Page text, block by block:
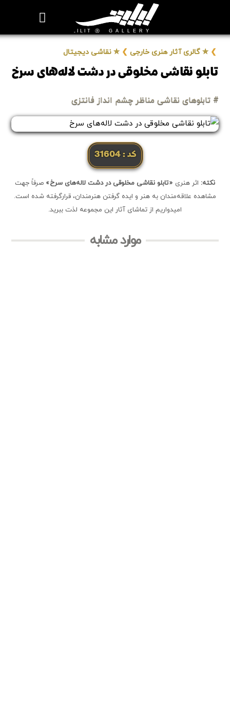
❯ ✮ گالری آثار هنری خارجی ❯ ✮ نقاشی دیجیتال
تابلو نقاشی مخلوقی در دشت لاله‌های سرخ
# تابلوهای نقاشی مناظر چشم انداز فانتزی
کد: 31604
نکته: اثر هنری «تابلو نقاشی مخلوقی در دشت لاله‌های سرخ» صرفاً جهت
مشاهده علاقه‌مندان به هنر و ایده گرفتن هنرمندان، قرارگرفته شده است.
امیدواریم از تماشای آثار این مجموعه لذت ببرید.
موارد مشابه